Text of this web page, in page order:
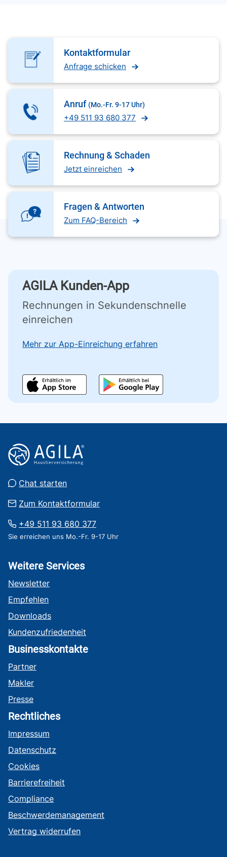
Kontaktformular
Anfrage schicken
Anruf (Mo.-Fr. 9-17 Uhr)
+49 511 93 680 377
Rechnung & Schaden
Jetzt einreichen
Fragen & Antworten
Zum FAQ-Bereich
AGILA Kunden-App
Rechnungen in Sekundenschnelle
einreichen
Mehr zur App-Einreichung erfahren